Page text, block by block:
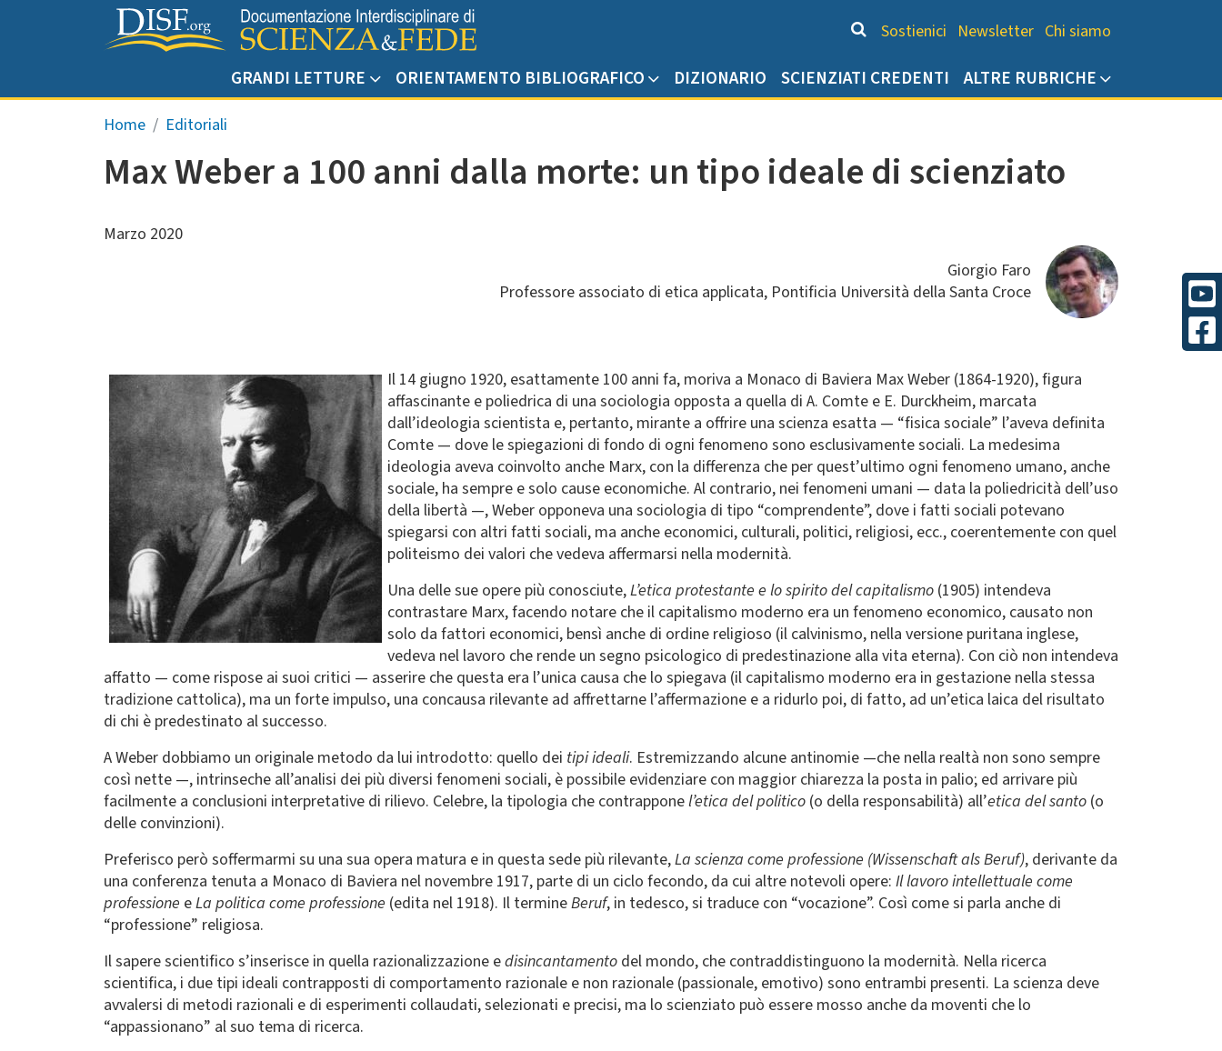
Salta al contenuto principale
Chi siamo
Sostienici Newsletter Chi siamo
GRANDI LETTURE ORIENTAMENTO BIBLIOGRAFICO DIZIONARIO SCIENZIATI CREDENTI ALTRE RUBRICHE
Briciole di pane
Home Editoriali
Max Weber a 100 anni dalla morte: un tipo ideale di scienziato
Marzo 2020
Giorgio Faro
Professore associato di etica applicata, Pontificia Università della Santa Croce
Il 14 giugno 1920, esattamente 100 anni fa, moriva a Monaco di Baviera Max Weber (1864-1920), figura
affascinante e poliedrica di una sociologia opposta a quella di A. Comte e E. Durckheim, marcata
dall’ideologia scientista e, pertanto, mirante a offrire una scienza esatta — “fisica sociale” l’aveva definita
Comte — dove le spiegazioni di fondo di ogni fenomeno sono esclusivamente sociali. La medesima
ideologia aveva coinvolto anche Marx, con la differenza che per quest’ultimo ogni fenomeno umano, anche
sociale, ha sempre e solo cause economiche. Al contrario, nei fenomeni umani — data la poliedricità dell’uso
della libertà —, Weber opponeva una sociologia di tipo “comprendente”, dove i fatti sociali potevano
spiegarsi con altri fatti sociali, ma anche economici, culturali, politici, religiosi, ecc., coerentemente con quel
politeismo dei valori che vedeva affermarsi nella modernità.
Una delle sue opere più conosciute,L’etica protestante e lo spirito del capitalismo (1905) intendeva
contrastare Marx, facendo notare che il capitalismo moderno era un fenomeno economico, causato non
solo da fattori economici, bensì anche di ordine religioso (il calvinismo, nella versione puritana inglese,
vedeva nel lavoro che rende un segno psicologico di predestinazione alla vita eterna). Con ciò non intendeva
affatto — come rispose ai suoi critici — asserire che questa era l’unica causa che lo spiegava (il capitalismo moderno era in gestazione nella stessa
tradizione cattolica), ma un forte impulso, una concausa rilevante ad affrettarne l’affermazione e a ridurlo poi, di fatto, ad un’etica laica del risultato
di chi è predestinato al successo.
A Weber dobbiamo un originale metodo da lui introdotto: quello dei tipi ideali. Estremizzando alcune antinomie —che nella realtà non sono sempre
così nette —, intrinseche all’analisi dei più diversi fenomeni sociali, è possibile evidenziare con maggior chiarezza la posta in palio; ed arrivare più
facilmente a conclusioni interpretative di rilievo. Celebre, la tipologia che contrapponel’etica del politico (o della responsabilità) all’etica del santo (o
delle convinzioni).
Preferisco però soffermarmi su una sua opera matura e in questa sede più rilevante,La scienza come professione (Wissenschaft als Beruf), derivante da
una conferenza tenuta a Monaco di Baviera nel novembre 1917, parte di un ciclo fecondo, da cui altre notevoli opere: Il lavoro intellettuale come
professione eLa politica come professione (edita nel 1918). Il termineBeruf, in tedesco, si traduce con “vocazione”. Così come si parla anche di
“professione” religiosa.
Il sapere scientifico s’inserisce in quella razionalizzazione edisincantamento del mondo, che contraddistinguono la modernità. Nella ricerca
scientifica, i due tipi ideali contrapposti di comportamento razionale e non razionale (passionale, emotivo) sono entrambi presenti. La scienza deve
avvalersi di metodi razionali e di esperimenti collaudati, selezionati e precisi, ma lo scienziato può essere mosso anche da moventi che lo
“appassionano” al suo tema di ricerca.